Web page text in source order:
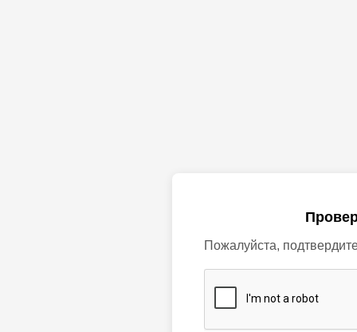
Пожалуйста,